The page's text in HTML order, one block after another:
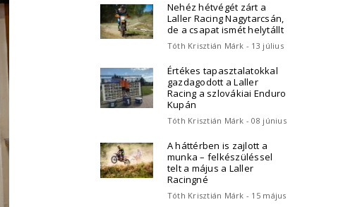
Nehéz hétvégét zárt a
Laller Racing Nagytarcsán,
de a csapat ismét helytállt
Tóth Krisztián Márk - 13 július
Értékes tapasztalatokkal
gazdagodott a Laller
Racing a szlovákiai Enduro
Kupán
Tóth Krisztián Márk - 08 június
A háttérben is zajlott a
munka – felkészüléssel
telt a május a Laller
Racingné
Tóth Krisztián Márk - 15 május